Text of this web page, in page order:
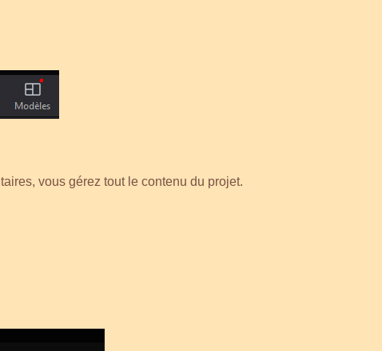
vous gérez tout le contenu du projet.